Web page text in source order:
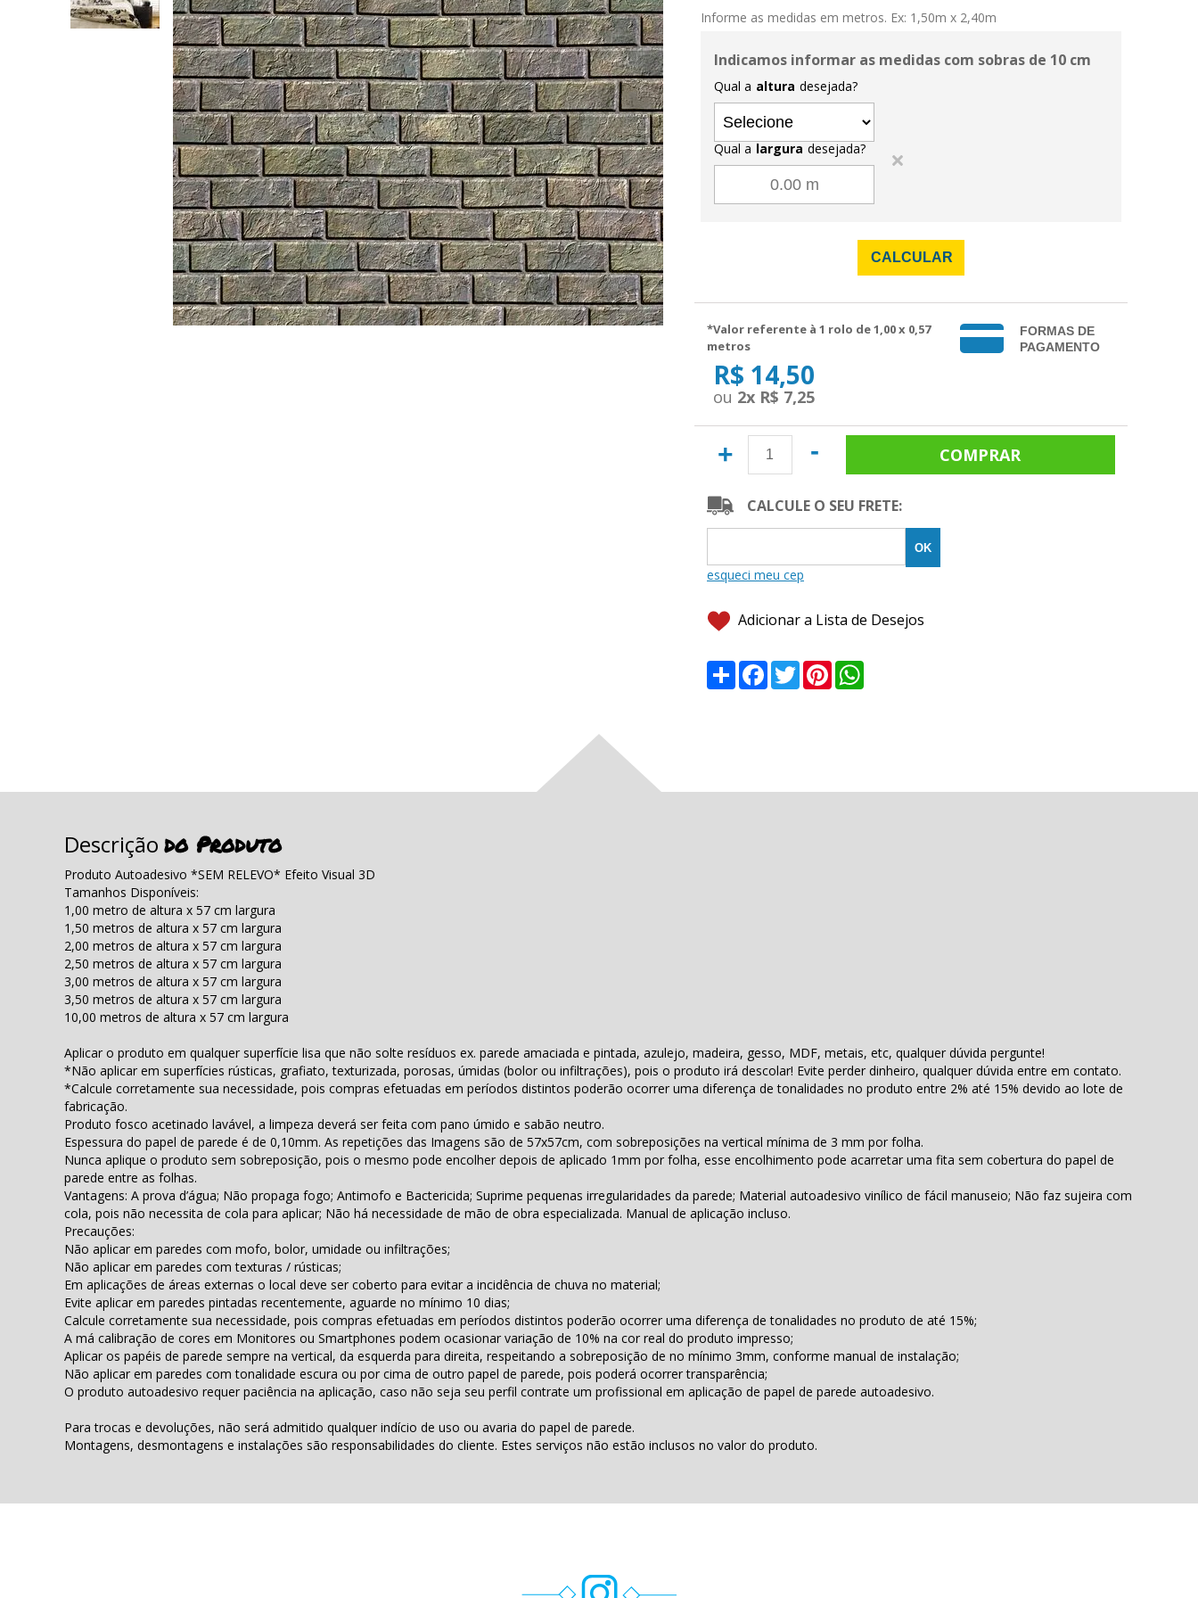
Informe as medidas em metros. Ex: 1,50m x 2,40m
Indicamos informar as medidas com sobras de 10 cm
Qual a altura desejada?
Qual a largura desejada?
CALCULAR
*Valor referente à 1 rolo de1,00x 0,57
metros
R$ 14,50
2x R$ 7,25
FORMAS DE
PAGAMENTO
+ -
CALCULE O SEU FRETE:
Adicionar a Lista de Desejos
ShareFacebook
TwitterPinterest
Descrição do Produto
Produto Autoadesivo *SEM RELEVO* Efeito Visual 3D
Tamanhos Disponíveis:
1,00 metro de altura x 57 cm largura
1,50 metros de altura x 57 cm largura
2,00 metros de altura x 57 cm largura
2,50 metros de altura x 57 cm largura
3,00 metros de altura x 57 cm largura
3,50 metros de altura x 57 cm largura
10,00 metros de altura x 57 cm largura
Aplicar o produto em qualquer superfície lisa que não solte resíduos ex. parede amaciada e pintada, azulejo, madeira, gesso, MDF, metais, etc, qualquer dúvida pergunte!
*Não aplicar em superfícies rústicas, grafiato, texturizada, porosas, úmidas (bolor ou infiltrações), pois o produto irá descolar! Evite perder dinheiro, qualquer dúvida entre em contato.
*Calcule corretamente sua necessidade, pois compras efetuadas em períodos distintos poderão ocorrer uma diferença de tonalidades no produto entre 2% até 15% devido ao lote de
fabricação.
Produto fosco acetinado lavável, a limpeza deverá ser feita com pano úmido e sabão neutro.
Espessura do papel de parede é de 0,10mm. As repetições das Imagens são de 57x57cm, com sobreposições na vertical mínima de 3 mm por folha.
Nunca aplique o produto sem sobreposição, pois o mesmo pode encolher depois de aplicado 1mm por folha, esse encolhimento pode acarretar uma fita sem cobertura do papel de
parede entre as folhas.
Vantagens: A prova d’água; Não propaga fogo; Antimofo e Bactericida; Suprime pequenas irregularidades da parede; Material autoadesivo vinílico de fácil manuseio; Não faz sujeira com
cola, pois não necessita de cola para aplicar; Não há necessidade de mão de obra especializada. Manual de aplicação incluso.
Precauções:
Não aplicar em paredes com mofo, bolor, umidade ou infiltrações;
Não aplicar em paredes com texturas / rústicas;
Em aplicações de áreas externas o local deve ser coberto para evitar a incidência de chuva no material;
Evite aplicar em paredes pintadas recentemente, aguarde no mínimo 10 dias;
Calcule corretamente sua necessidade, pois compras efetuadas em períodos distintos poderão ocorrer uma diferença de tonalidades no produto de até 15%;
A má calibração de cores em Monitores ou Smartphones podem ocasionar variação de 10% na cor real do produto impresso;
Aplicar os papéis de parede sempre na vertical, da esquerda para direita, respeitando a sobreposição de no mínimo 3mm, conforme manual de instalação;
Não aplicar em paredes com tonalidade escura ou por cima de outro papel de parede, pois poderá ocorrer transparência;
O produto autoadesivo requer paciência na aplicação, caso não seja seu perfil contrate um profissional em aplicação de papel de parede autoadesivo.
Para trocas e devoluções, não será admitido qualquer indício de uso ou avaria do papel de parede.
Montagens, desmontagens e instalações são responsabilidades do cliente. Estes serviços não estão inclusos no valor do produto.